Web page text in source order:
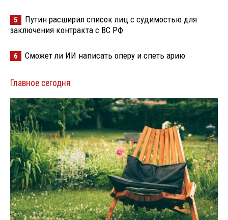
5
Путин расширил список лиц с судимостью для
заключения контракта с ВС РФ
6 Сможет ли ИИ написать оперу и спеть арию
Главное сегодня